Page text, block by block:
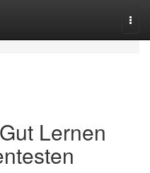
Lernen